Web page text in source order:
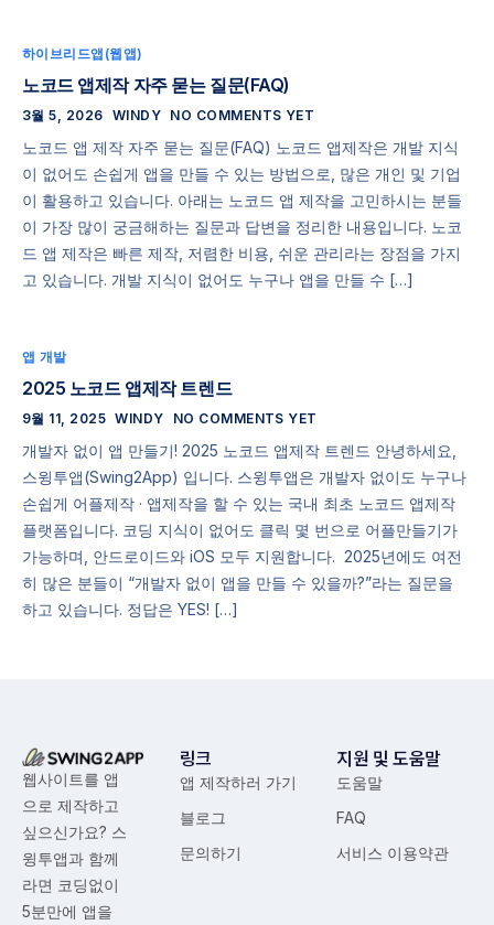
하이브리드앱(웹앱)
노코드 앱제작 자주 묻는 질문(FAQ)
3월 5, 2026 WINDY NO COMMENTS YET
노코드 앱 제작 자주 묻는 질문(FAQ) 노코드 앱제작은 개발 지식
이 없어도 손쉽게 앱을 만들 수 있는 방법으로, 많은 개인 및 기업
이 활용하고 있습니다. 아래는 노코드 앱 제작을 고민하시는 분들
이 가장 많이 궁금해하는 질문과 답변을 정리한 내용입니다. 노코
드 앱 제작은 빠른 제작, 저렴한 비용, 쉬운 관리라는 장점을 가지
고 있습니다. 개발 지식이 없어도 누구나 앱을 만들 수 […]
앱 개발
2025 노코드 앱제작 트렌드
9월 11, 2025 WINDY NO COMMENTS YET
개발자 없이 앱 만들기! 2025 노코드 앱제작 트렌드 안녕하세요,
스윙투앱(Swing2App) 입니다. 스윙투앱은 개발자 없이도 누구나
손쉽게 어플제작 · 앱제작을 할 수 있는 국내 최초 노코드 앱제작
플랫폼입니다. 코딩 지식이 없어도 클릭 몇 번으로 어플만들기가
가능하며, 안드로이드와 iOS 모두 지원합니다. ​ 2025년에도 여전
히 많은 분들이 “개발자 없이 앱을 만들 수 있을까?”라는 질문을
하고 있습니다. 정답은 YES! […]
웹사이트를 앱
으로 제작하고
싶으신가요? 스
윙투앱과 함께
라면 코딩없이
5분만에 앱을
링크
앱 제작하러 가기
블로그
문의하기
지원 및 도움말
도움말
FAQ
서비스 이용약관